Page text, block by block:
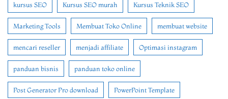
kursus SEO Kursus SEO murah Kursus Teknik SEO
Marketing Tools Membuat Toko Online membuat website
mencari reseller menjadi affiliate Optimasi instagram
panduan bisnis panduan toko online
Post Generator Pro download PowerPoint Template